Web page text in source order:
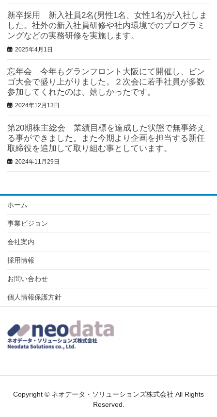
新卒採用 新入社員2名(男性1名、女性1名)が入社しま
した。社外の新入社員研修や社内環境でのプログラミ
ングなどの実務研修を実施します。
2025年4月1日
忘年会 今年もグランフロント大阪にて開催し、ビン
ゴ大会で盛り上がりました。２次会に若手社員が多数
参加してくれたのは、嬉しかったです。
2024年12月13日
第20期株主総会 業績目標を達成した状態で無事終え
る事ができました。また今期より企画を担当する新任
取締役を追加して取り組む事としています。
2024年11月29日
ホーム
事業ビジョン
会社案内
採用情報
お問い合わせ
個人情報保護方針
Copyright © ネオデータ・ソリューションズ株式会社 All Rights
Reserved.